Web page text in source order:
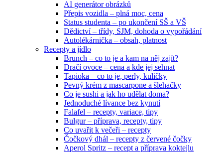
AI generátor obrázků
Přepis vozidla – plná moc, cena
Status studenta – po ukončení SŠ a VŠ
Dědictví – třídy, SJM, dohoda o vypořádání
Autolékárnička – obsah, platnost
Recepty a jídlo
Brunch – co to je a kam na něj zajít?
Dračí ovoce – cena a kde jej sehnat
Tapioka – co to je, perly, kuličky
Pevný krém z mascarpone a šlehačky
Co je sushi a jak ho udělat doma?
Jednoduché lívance bez kynutí
Falafel – recepty, variace, tipy
Bulgur – příprava, recepty, tipy
Co uvařit k večeři – recepty
Čočkový dhál – recepty z červené čočky
Aperol Spritz – recept a příprava koktejlu